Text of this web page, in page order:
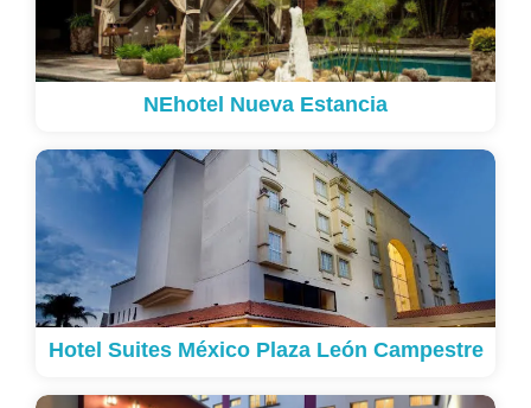
NEhotel Nueva Estancia
Hotel Suites México Plaza León Campestre